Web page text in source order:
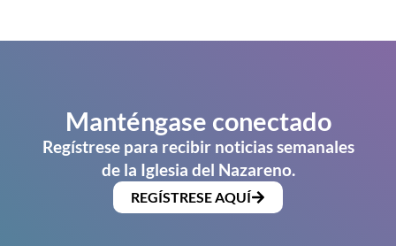
Manténgase conectado
Regístrese para recibir noticias semanales
de la Iglesia del Nazareno.
REGÍSTRESE AQUÍ